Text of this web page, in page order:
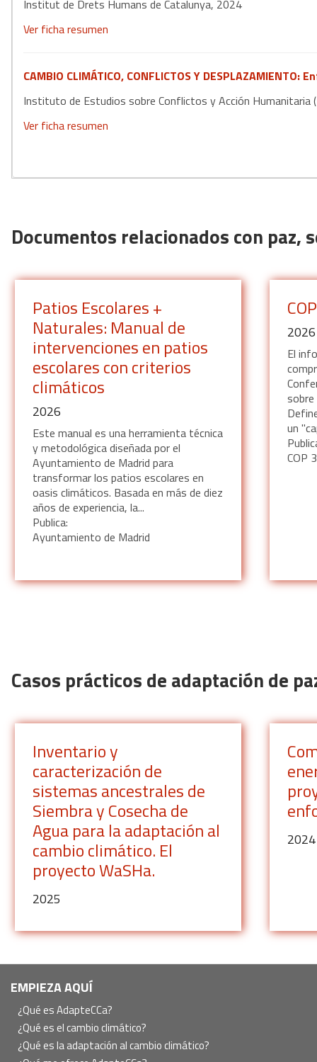
Institut de Drets Humans de Catalunya, 2024
Ver ficha resumen
CAMBIO CLIMÁTICO, CONFLICTOS Y
Instituto de Estudios sobre Conflictos y Acción Humanitaria
Ver ficha resumen
Documentos relacionados con paz,
Patios Escolares +
Naturales: Manual de
intervenciones en patios
escolares con criterios
climáticos
2026
Este manual es una herramienta técnica
y metodológica diseñada por el
Ayuntamiento de Madrid para
transformar los patios escolares en
oasis climáticos. Basada en más de diez
años de experiencia, la...
Publica:
Ayuntamiento de Madrid
2026
El
sobre
un
COP
Casos prácticos de adaptación de
Inventario y
caracterización de
sistemas ancestrales de
Siembra y Cosecha de
Agua para la adaptación al
cambio climático. El
proyecto WaSHa.
2025
2024
Navegación
principal
EMPIEZA AQUÍ
¿Qué es AdapteCCa?
¿Qué es el cambio climático?
¿Qué es la adaptación al cambio climático?